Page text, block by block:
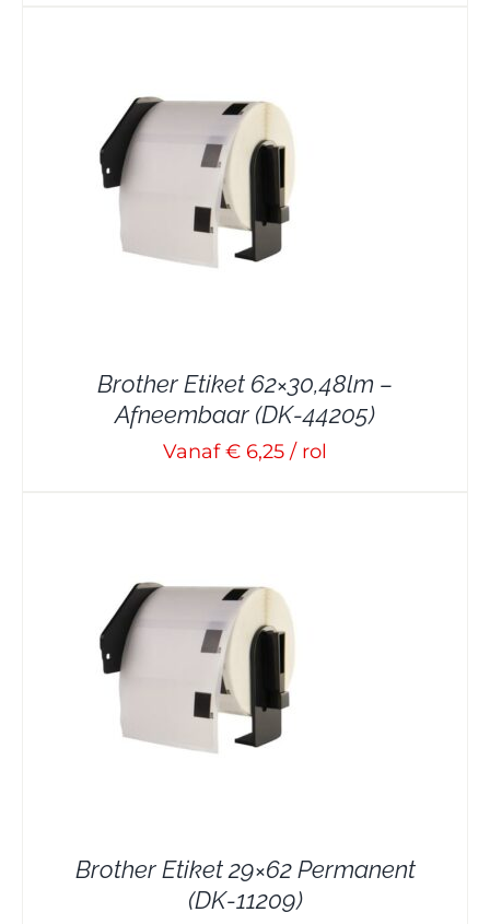
Brother Etiket 62×30,48lm –
Afneembaar (DK-44205)
Vanaf € 6,25 / rol
Brother Etiket 29×62 Permanent
(DK-11209)